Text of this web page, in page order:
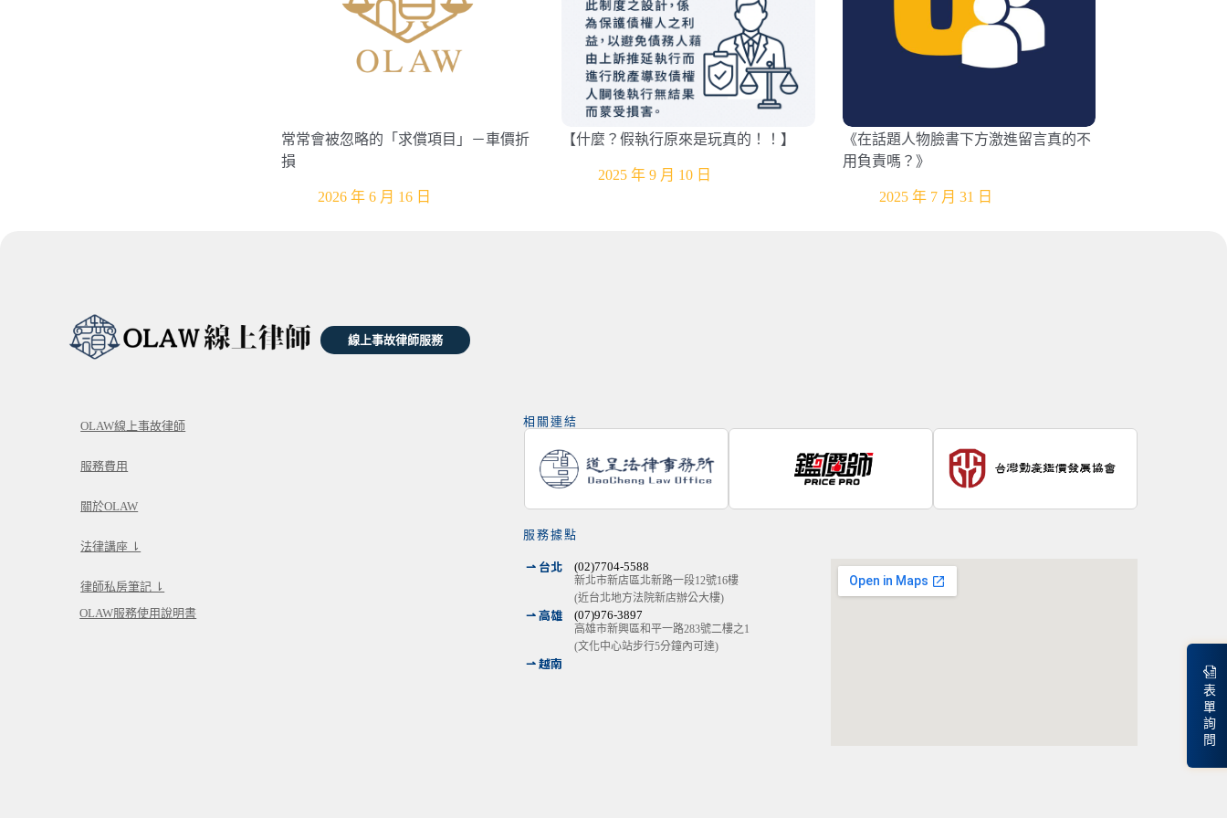
表
單
詢
問
常常會被忽略的「求償項目」－車價折
損
2026 年 6 月 16 日
【什麼？假執行原來是玩真的！！】
2025 年 9 月 10 日
《在話題人物臉書下方激進留言真的不
用負責嗎？》
2025 年 7 月 31 日
線上事故律師服務
OLAW線上事故律師
服務費用
關於OLAW
法律講座 ⇂
律師私房筆記 ⇂
OLAW服務使用說明書
相關連結
服務據點
⇀ 台北 (02)7704-5588
新北市新店區北新路一段12號16樓
(近台北地方法院新店辦公大樓)
⇀ 高雄 (07)976-3897
高雄市新興區和平一路283號二樓之1
(文化中心站步行5分鐘內可達)
⇀ 越南